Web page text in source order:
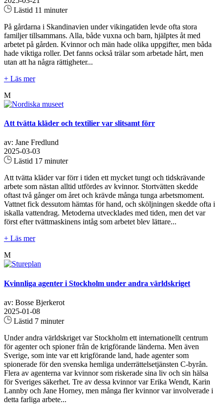
Lästid 11 minuter
På gårdarna i Skandinavien under vikingatiden levde ofta stora
familjer tillsammans. Alla, både vuxna och barn, hjälptes åt med
arbetet på gården. Kvinnor och män hade olika uppgifter, men båda
hade viktiga roller. Det fanns också trälar som arbetade hårt, men
utan att ha några rättigheter...
+ Läs mer
M
Att tvätta kläder och textilier var slitsamt förr
av: Jane Fredlund
2025-03-03
Lästid 17 minuter
Att tvätta kläder var förr i tiden ett mycket tungt och tidskrävande
arbete som nästan alltid utfördes av kvinnor. Stortvätten skedde
oftast två gånger om året och krävde många tunga arbetsmoment.
Vattnet fick dessutom hämtas för hand, och sköljningen skedde ofta i
iskalla vattendrag. Metoderna utvecklades med tiden, men det var
först efter tvättmaskinens intåg som arbetet blev lättare...
+ Läs mer
M
Kvinnliga agenter i Stockholm under andra världskriget
av: Bosse Bjerkerot
2025-01-08
Lästid 7 minuter
Under andra världskriget var Stockholm ett internationellt centrum
för agenter och spioner från de krigförande länderna. Men även
Sverige, som inte var ett krigförande land, hade agenter som
spionerade för den svenska hemliga underrättelsetjänsten C-byrån.
Flera av agenterna var kvinnor som riskerade sina liv och sin hälsa
för Sveriges säkerhet. Tre av dessa kvinnor var Erika Wendt, Karin
Lannby och Jane Horney, men många fler kvinnor var involverade i
detta farliga arbete...